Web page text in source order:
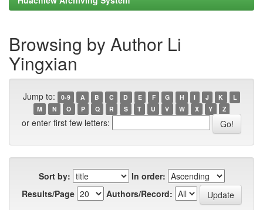
Browsing by Author Li
Yingxian
Jump to: 0-9 A B C D E F G H I J K
L
M
N O P Q R S T U V W X Y Z
or enter first few letters:
Sort by:
In order:
Results/Page
Authors/Record: